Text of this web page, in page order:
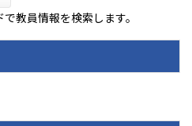
教員情報を検索します。